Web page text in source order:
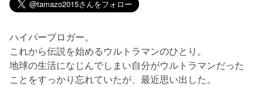
ハイパーブロガー。
これから伝説を始めるウルトラマンのひとり。
地球の生活になじんでしまい自分がウルトラマンだった
ことをすっかり忘れていたが、最近思い出した。